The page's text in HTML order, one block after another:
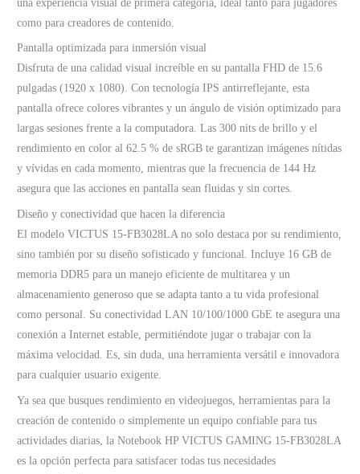
una experiencia visual de primera categoría, ideal tanto para jugadores
como para creadores de contenido.
Pantalla optimizada para inmersión visual
Disfruta de una calidad visual increíble en su pantalla FHD de 15.6
pulgadas (1920 x 1080). Con tecnología IPS antirreflejante, esta
pantalla ofrece colores vibrantes y un ángulo de visión optimizado para
largas sesiones frente a la computadora. Las 300 nits de brillo y el
rendimiento en color al 62.5 % de sRGB te garantizan imágenes nítidas
y vívidas en cada momento, mientras que la frecuencia de 144 Hz
asegura que las acciones en pantalla sean fluidas y sin cortes.
Diseño y conectividad que hacen la diferencia
El modelo VICTUS 15-FB3028LA no solo destaca por su rendimiento,
sino también por su diseño sofisticado y funcional. Incluye 16 GB de
memoria DDR5 para un manejo eficiente de multitarea y un
almacenamiento generoso que se adapta tanto a tu vida profesional
como personal. Su conectividad LAN 10/100/1000 GbE te asegura una
conexión a Internet estable, permitiéndote jugar o trabajar con la
máxima velocidad. Es, sin duda, una herramienta versátil e innovadora
para cualquier usuario exigente.
Ya sea que busques rendimiento en videojuegos, herramientas para la
creación de contenido o simplemente un equipo confiable para tus
actividades diarias, la Notebook HP VICTUS GAMING 15-FB3028LA
es la opción perfecta para satisfacer todas tus necesidades